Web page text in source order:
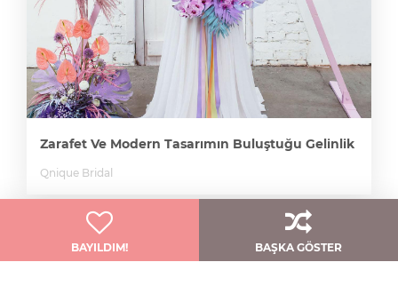
BAYILDIM! BAŞKA GÖSTER
Zarafet Ve Modern Tasarımın Buluştuğu Gelinlik
Qnique Bridal